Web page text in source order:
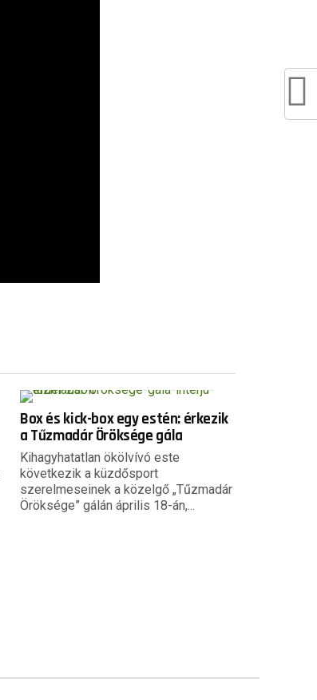
Box és kick-box egy estén: érkezik
a Tűzmadár Öröksége gála
Kihagyhatatlan ökölvívó este
következik a küzdősport
szerelmeseinek a közelgő „Tűzmadár
Öröksége” gálán április 18-án,...